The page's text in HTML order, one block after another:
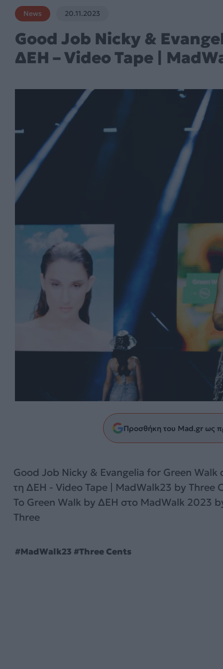
News 20.11.2023
Good Job Nicky &
ΔΕΗ – Video Tape |
Προσθήκη του Mad.gr ως
Good Job Nicky & Evangelia for Green Walk
τη ΔΕΗ - Video Tape | MadWalk23 by Three
To Green Walk by ΔΕΗ στο MadWalk 2023
Three
#MadWalk23 #Three Cents